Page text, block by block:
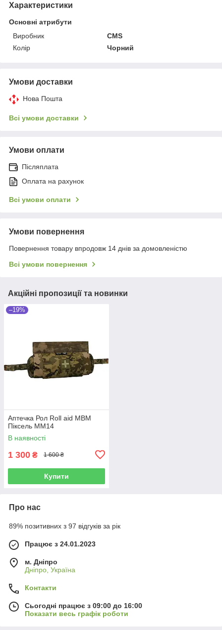
Характеристики
Основні атрибути
Виробник
CMS
Колір
Чорний
Умови доставки
Нова Пошта
Всі умови доставки
Умови оплати
Післяплата
Оплата на рахунок
Всі умови оплати
Умови повернення
Повернення товару впродовж 14 днів за домовленістю
Всі умови повернення
Акційні пропозиції та новинки
–19%
Аптечка Рол Roll aid МBM
Піксель ММ14
В наявності
1 300 ₴ 1 600 ₴
Купити
Про нас
89% позитивних з 97 відгуків за рік
Працює з 24.01.2023
м. Дніпро
Дніпро, Україна
Контакти
Сьогодні працює з 09:00 до 16:00
Показати весь графік роботи